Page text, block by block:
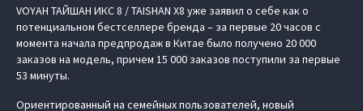
VOYAH ТАЙШАН ИКС 8 / TAISHAN X8 уже заявил о себе как о
потенциальном бестселлере бренда – за первые 20 часов с
момента начала предпродаж в Китае было получено 20 000
заказов на модель, причем 15 000 заказов поступили за первые
53 минуты.
Ориентированный на семейных пользователей, новый